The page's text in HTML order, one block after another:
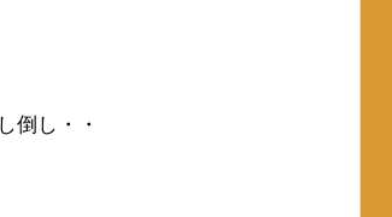
倒し・・